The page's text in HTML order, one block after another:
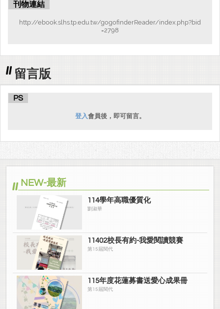
刊物連結
http://ebook.slhs.tp.edu.tw/gogofinderReader/index.php?bid
=2798
留言版
PS
登入會員後，即可留言。
NEW-最新
114學年高職優質化
劉淑華
11402校長有約-我愛閱讀競賽
第15屆閱代
115年度花蓮募書送愛心成果冊
第15屆閱代